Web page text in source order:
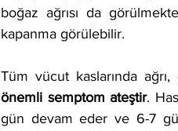
boğaz ağrısı da
kapanma görülebilir.
Tüm vücut kaslarında
önemli semptom ateştir.
gün devam eder ve 6-7